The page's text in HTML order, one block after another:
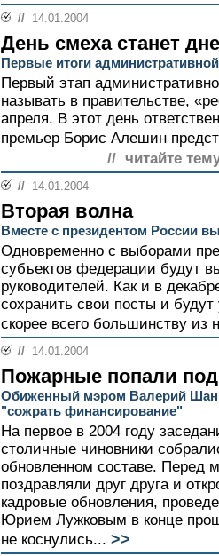
// 14.01.2004
День смеха станет
Первые итоги
Первый этап
называть в правительстве,
апреля. В этот день
премьер Борис Алешин
// читайте
// 14.01.2004
Вторая волна
Вместе с президентом России
Одновременно с выборами
субъектов федерации будут
руководителей. Как и в
сохранить свои посты и
скорее всего большинству из
// 14.01.2004
Пожарные попали
Обиженный мэром Валерий
"сожрать финансирование"
На первое в 2004 году
столичные чиновники
обновленном составе. Перед
поздравляли друг друга и
кадровые обновления,
Юрием Лужковым в конце
не коснулись... >>